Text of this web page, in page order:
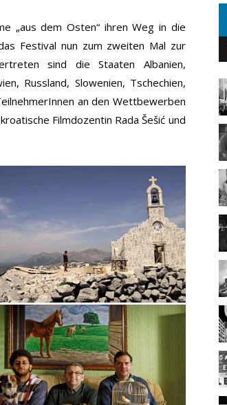
„aus dem Osten“ ihren Weg in die
Festival nun zum zweiten Mal zur
sind die Staaten Albanien,
Russland, Slowenien, Tschechien,
an den Wettbewerben
Filmdozentin Rada Šešić und